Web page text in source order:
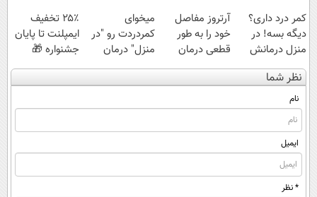
کمر درد داری؟
دیگه بسه! در
منزل درمانش
کن
(◀پرسش‌نامه)
آرتروز مفاصل
خود را به طور
قطعی درمان
کنید!
◗پرسش‌نامه◖
میخوای
کمردردت رو "در
منزل" درمان
کنی؟ (◂فیلم +
◂پرسش‌نامه)
۲۵٪ تخفیف
ایمپلنت تا پایان
جشنواره 🎁
نظر شما
نام
ایمیل
* نظر